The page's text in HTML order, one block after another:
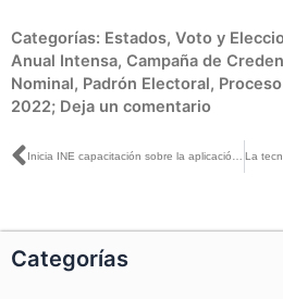
Categorías: Estados, Voto y
Anual Intensa, Campaña de
Nominal, Padrón Electoral,
2022; Deja un comentario
Ant Inicia INE capacitación sobre la aplicación móvil (APP) para recabar el apoyo ciudadano para la Revocación de Mandato
Categorías